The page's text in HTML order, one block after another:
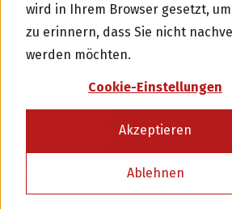
wird in Ihrem Browser gesetzt,
zu erinnern, dass Sie nicht
werden möchten.
Cookie-Einstellungen
Akzeptieren
Ablehnen
Investor werden
31 DEZEMBER 2021
2 KOMMENTARE